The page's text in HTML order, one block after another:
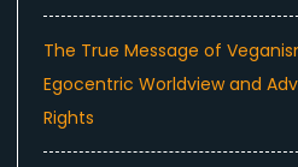
The True Message of
Egocentric Worldview and
Rights